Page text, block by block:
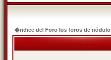
�ndice del Foro los foros de nódulo